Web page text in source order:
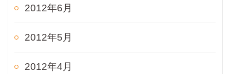
2012年6月
2012年5月
2012年4月